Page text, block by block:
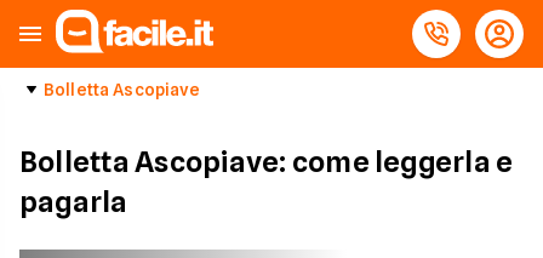
Bolletta Ascopiave
Bolletta Ascopiave: come leggerla e
pagarla